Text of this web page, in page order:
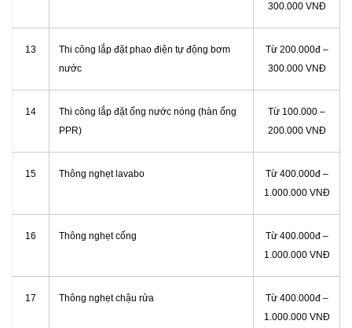
300.000 VNĐ
13
Thi công lắp đặt phao điện tự động bơm
nước
Từ 200.000đ –
300.000 VNĐ
14
Thi công lắp đặt ống nước nóng (hàn ống
PPR)
Từ 100.000 –
200.000 VNĐ
15 Thông nghẹt lavabo
Từ 400.000đ –
1.000.000 VNĐ
16 Thông nghẹt cống
Từ 400.000đ –
1.000.000 VNĐ
17 Thông nghẹt chậu rửa
Từ 400.000đ –
1.000.000 VNĐ